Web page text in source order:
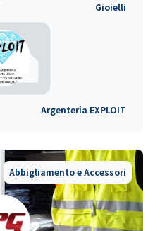
Gioielli
Argenteria EXPLOIT
Abbigliamento e Accessori